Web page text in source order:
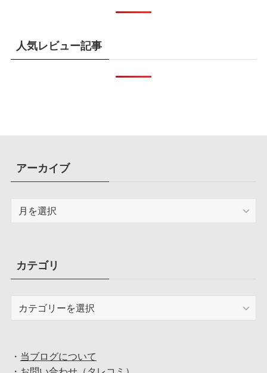
人気レビュー記事
アーカイブ
ブカテゴリ
・ 当ブログについて